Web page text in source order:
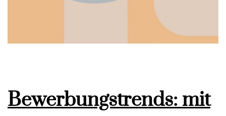
Bewerbungstrends: mit